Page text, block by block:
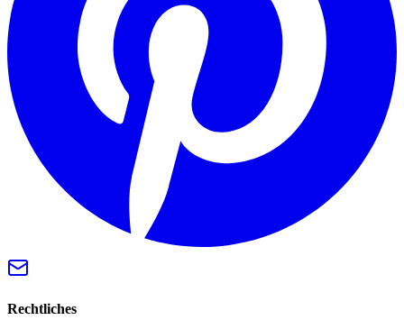
Rechtliches